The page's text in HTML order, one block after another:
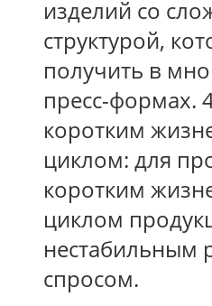
изделий со
структурой,
получить в
пресс-формах.
коротким
циклом: для
коротким
циклом
спросом.